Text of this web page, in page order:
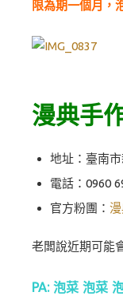
限為期一個月，
漫典手
地址：臺南
電話：0960
官方粉團：
老闆說近期可能
PA: 泡菜 泡菜